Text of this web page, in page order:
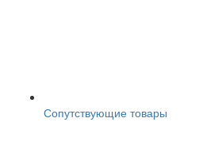
Сопутствующие товары